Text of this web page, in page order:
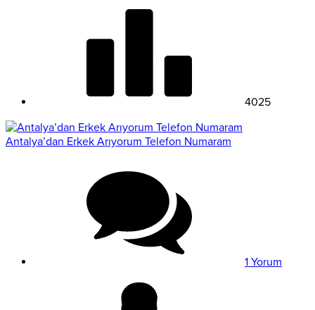
4025
Antalya’dan Erkek Arıyorum Telefon Numaram
1 Yorum